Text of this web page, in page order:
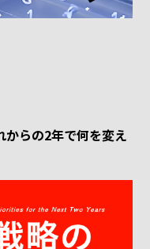
からの2年で何を変え